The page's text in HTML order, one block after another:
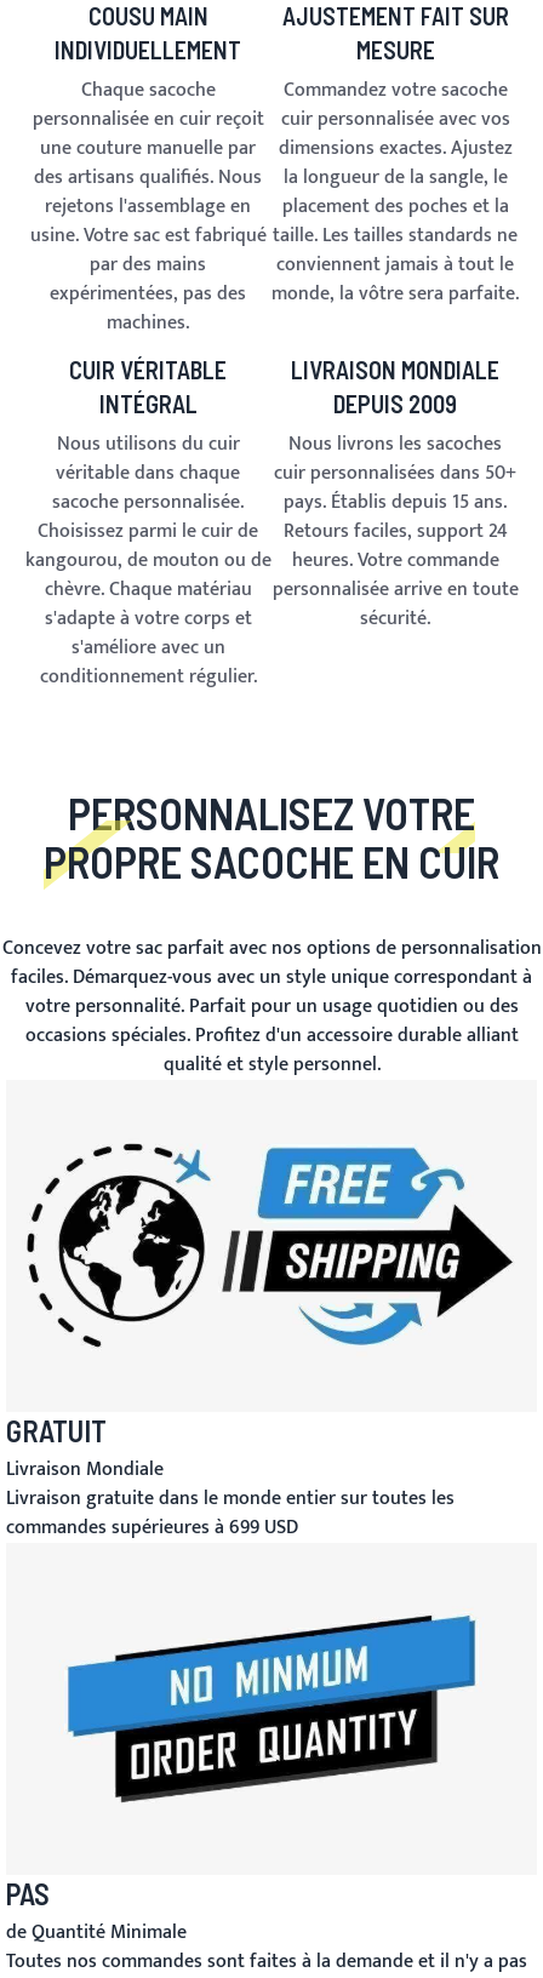
COUSU MAIN
INDIVIDUELLEMENT
Chaque sacoche
personnalisée en cuir reçoit
une couture manuelle par
des artisans qualifiés. Nous
rejetons l'assemblage en
usine. Votre sac est fabriqué
par des mains
expérimentées, pas des
machines.
AJUSTEMENT FAIT SUR
MESURE
Commandez votre sacoche
cuir personnalisée avec vos
dimensions exactes. Ajustez
la longueur de la sangle, le
placement des poches et la
taille. Les tailles standards ne
conviennent jamais à tout le
monde, la vôtre sera parfaite.
CUIR VÉRITABLE
INTÉGRAL
Nous utilisons du cuir
véritable dans chaque
sacoche personnalisée.
Choisissez parmi le cuir de
kangourou, de mouton ou de
chèvre. Chaque matériau
s'adapte à votre corps et
s'améliore avec un
conditionnement régulier.
LIVRAISON MONDIALE
DEPUIS 2009
Nous livrons les sacoches
cuir personnalisées dans 50+
pays. Établis depuis 15 ans.
Retours faciles, support 24
heures. Votre commande
personnalisée arrive en toute
sécurité.
PERSONNALISEZ VOTRE
PROPRE SACOCHE EN CUIR
Concevez votre sac parfait avec nos options de personnalisation
faciles. Démarquez-vous avec un style unique correspondant à
votre personnalité. Parfait pour un usage quotidien ou des
occasions spéciales. Profitez d'un accessoire durable alliant
qualité et style personnel.
GRATUIT
Livraison Mondiale
Livraison gratuite dans le monde entier sur toutes les
commandes supérieures à 699 USD
PAS
de Quantité Minimale
Toutes nos commandes sont faites à la demande et il n'y a pas